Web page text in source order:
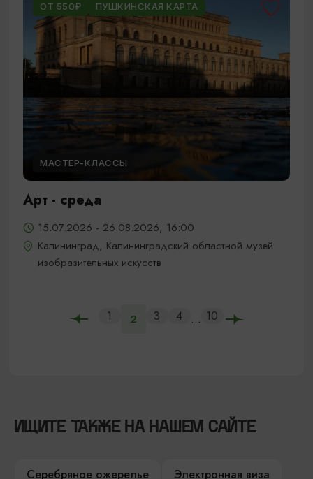
ОТ 550₽ ПУШКИНСКАЯ КАРТА
МАСТЕР-КЛАССЫ
Арт - среда
15.07.2026 - 26.08.2026, 16:00
Калининград, Калининградский областной музей
изобразительных искусств
1 2 3 4 ... 10
ИЩИТЕ ТАКЖЕ НА НАШЕМ САЙТЕ
Серебряное ожерелье
Электронная виза